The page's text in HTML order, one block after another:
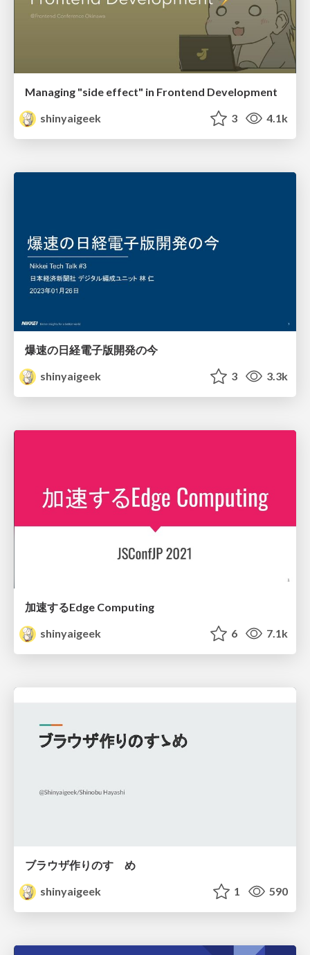
Managing "side effect" in Frontend Development
shinyaigeek
3 4.1k
爆速の日経電子版開発の今
shinyaigeek
3 3.3k
加速するEdge Computing
shinyaigeek
6 7.1k
ブラウザ作りのすゝめ
shinyaigeek
1 590